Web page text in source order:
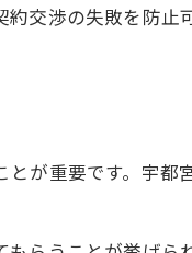
交渉の失敗を防止
が重要です。宇都